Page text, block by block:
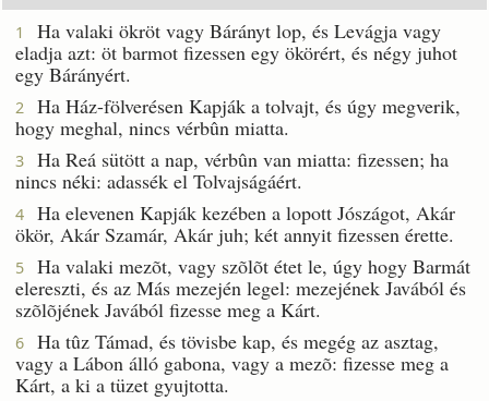
1
Ha valaki ökröt vagy Bárányt lop, és Levágja vagy
eladja azt: öt barmot fizessen egy ökörért, és négy juhot
egy Bárányért.
2
Ha Ház-fölverésen Kapják a tolvajt, és úgy megverik,
hogy meghal, nincs vérbûn miatta.
3
Ha Reá sütött a nap, vérbûn van miatta: fizessen; ha
nincs néki: adassék el Tolvajságáért.
4
Ha elevenen Kapják kezében a lopott Jószágot, Akár
ökör, Akár Szamár, Akár juh; két annyit fizessen érette.
5
Ha valaki mezõt, vagy szõlõt étet le, úgy hogy Barmát
elereszti, és az Más mezején legel: mezejének Javából és
szõlõjének Javából fizesse meg a Kárt.
6
Ha tûz Támad, és tövisbe kap, és megég az asztag,
vagy a Lábon álló gabona, vagy a mezõ: fizesse meg a
Kárt, a ki a tüzet gyujtotta.